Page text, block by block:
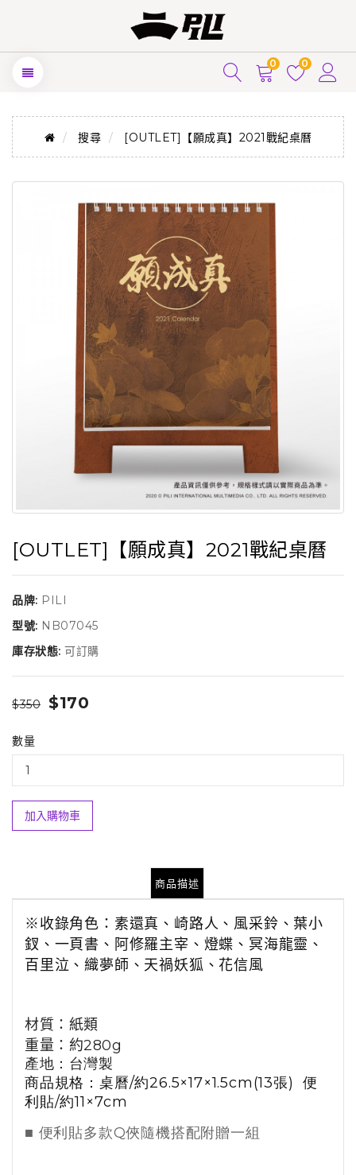
0 0
搜尋 [OUTLET]【願成真】2021戰紀桌曆
[OUTLET]【願成真】2021戰紀桌曆
品牌: PILI
型號: NB07045
庫存狀態: 可訂購
$350 $170
數量
加入購物車
商品描述
※收錄角色：素還真、崎路人、風采鈴、葉小
釵、一頁書、阿修羅主宰、燈蝶、冥海龍靈、
百里泣、織夢師、天禍妖狐、花信風
材質：紙類
重量：約280g
產地：台灣製
商品規格： 桌曆/約26.5×17×1.5cm(13張)便
利貼/約11×7cm
■ 便利貼多款Q俠隨機搭配附贈一組